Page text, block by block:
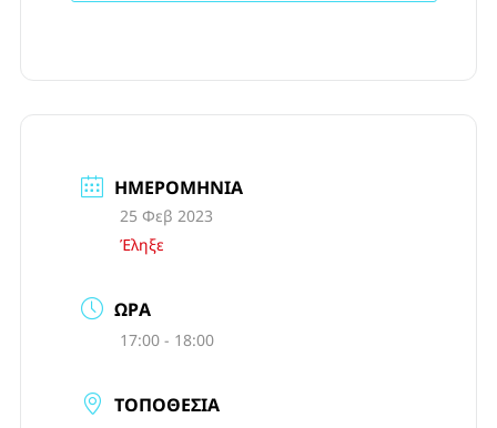
ΗΜΕΡΟΜΗΝΊΑ
25 Φεβ 2023
Έληξε
ΏΡΑ
17:00 - 18:00
ΤΟΠΟΘΕΣΊΑ